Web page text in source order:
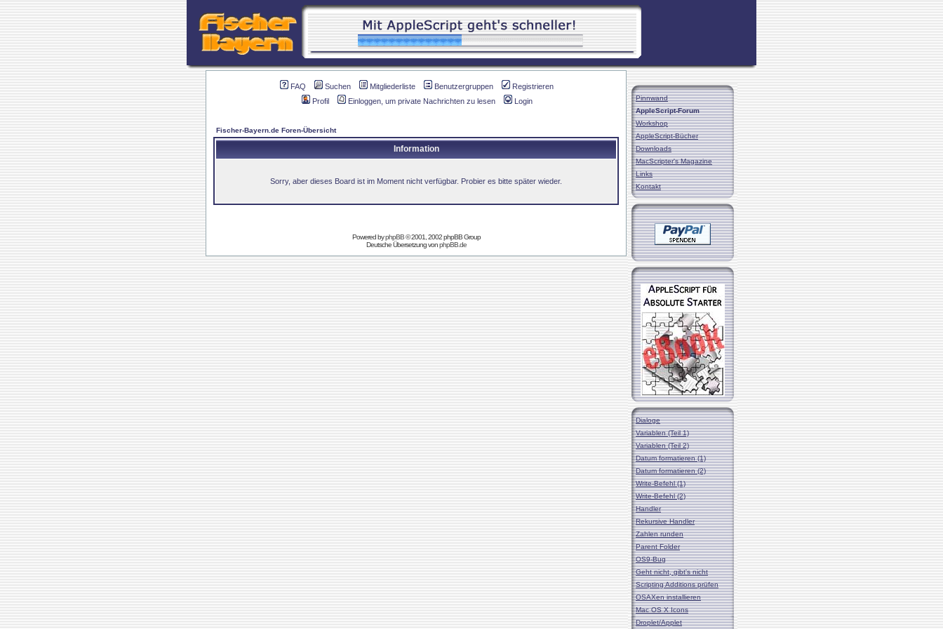
FAQ Suchen Mitgliederliste Benutzergruppen
Registrieren
Profil
Einloggen, um private Nachrichten zu lesen Login
Fischer-Bayern.de Foren-Übersicht
Information
Sorry, aber dieses Board ist im Moment nicht verfügbar. Probier es bitte später wieder.
Powered byphpBB© 2001, 2002 phpBB Group
Deutsche Übersetzung vonphpBB.de
Pinnwand
AppleScript-Forum
Workshop
AppleScript-Bücher
Downloads
MacScripter's Magazine
Links
Kontakt
Dialoge
Variablen (Teil 1)
Variablen (Teil 2)
Datum formatieren (1)
Datum formatieren (2)
Write-Befehl (1)
Write-Befehl (2)
Handler
Rekursive Handler
Zahlen runden
Parent Folder
OS9-Bug
Geht nicht, gibt's nicht
Scripting Additions prüfen
OSAXen installieren
Mac OS X Icons
Droplet/Applet